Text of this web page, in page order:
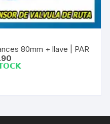
80mm + llave | PAR